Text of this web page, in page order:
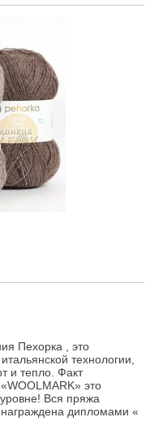
Пехорка , это
технологии,
и тепло. Факт
это
Вся пряжа
дипломами «